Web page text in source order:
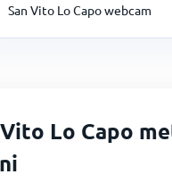
San Vito Lo Capo webcam
Lo Capo